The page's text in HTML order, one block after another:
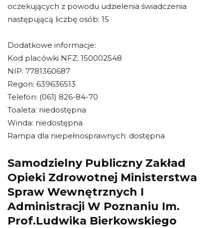
oczekujących z powodu udzielenia świadczenia
następującą liczbę osób: 15
Dodatkowe informacje:
Kod placówki NFZ: 150002548
NIP: 7781360687
Regon: 639636513
Telefon: (061) 826-84-70
Toaleta: niedostępna
Winda: niedostępna
Rampa dla niepełnosprawnych: dostępna
Samodzielny Publiczny Zakład
Opieki Zdrowotnej Ministerstwa
Spraw Wewnętrznych I
Administracji W Poznaniu Im.
Prof.Ludwika Bierkowskiego